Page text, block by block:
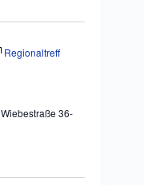
Regionaltreff
Wiebestraße 36-